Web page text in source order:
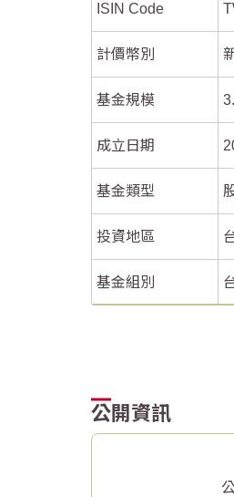
End of interactive
End of interactive
ISIN Code
計價幣別
基金規模
成立日期
基金類型
投資地區
基金組別
公開資訊